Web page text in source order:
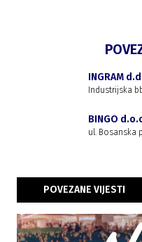
INGRAM
Industrijska
BINGO
ul. Bosanska
POVEZANE VIJESTI